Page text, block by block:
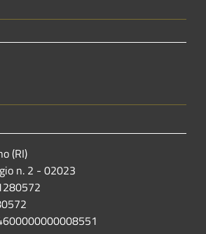
(RI)
n. 2 - 02023